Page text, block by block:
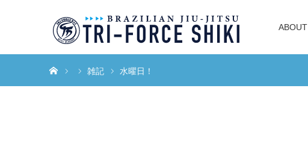
ABOUT
雑記 水曜日！